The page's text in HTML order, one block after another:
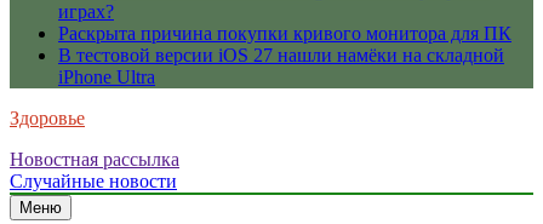
играх?
Раскрыта причина покупки кривого монитора для ПК
В тестовой версии iOS 27 нашли намёки на складной
iPhone Ultra
Здоровье
Новостная рассылка
Случайные новости
Меню